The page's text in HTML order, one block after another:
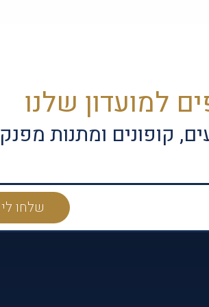
למועדון שלנו
קופונים ומתנות